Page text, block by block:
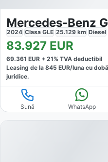
2024 Clasa GLE 25.129 km Diesel
83.927 EUR
69.361 EUR + 21% TVA deductibil
Leasing de la 845 EUR/luna cu
juridice.
Sună WhatsApp